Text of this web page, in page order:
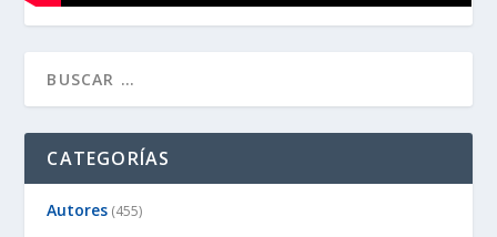
CATEGORÍAS
Autores (455)